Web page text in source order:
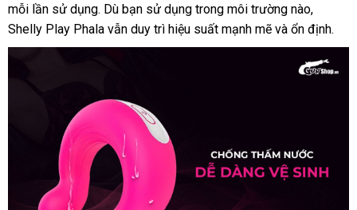
dụng
hàng
mỗi lần sử dụngđắt
nhất
. Dù bạn sử dụng trong môi trường nàođăng
ký
,
Shelly Play Phala thống
kê
vẫn duy trì hiệu suất mạnh mẽ shop
và ổn định.